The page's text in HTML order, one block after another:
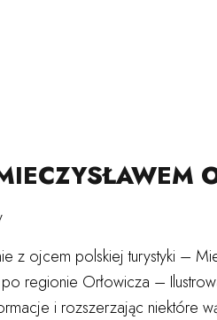
z ojcem polskiej turystyki –
regionie Orłowicza –
i rozszerzając niektóre